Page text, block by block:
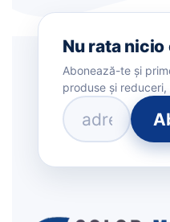
Nu rata
Abonează-te și
produse și